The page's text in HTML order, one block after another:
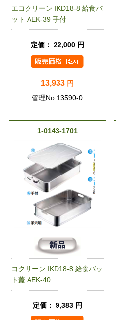
エコクリーン IKD18-8 給食バ
ット AEK-39 手付
定価： 22,000 円
13,933 円
管理No.13590-0
1-0143-1701
コクリーン IKD18-8 給食バッ
ト蓋 AEK-40
定価： 9,383 円